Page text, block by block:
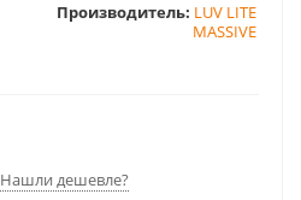
Производитель: LUV LITE
MASSIVE
Нашли дешевле?